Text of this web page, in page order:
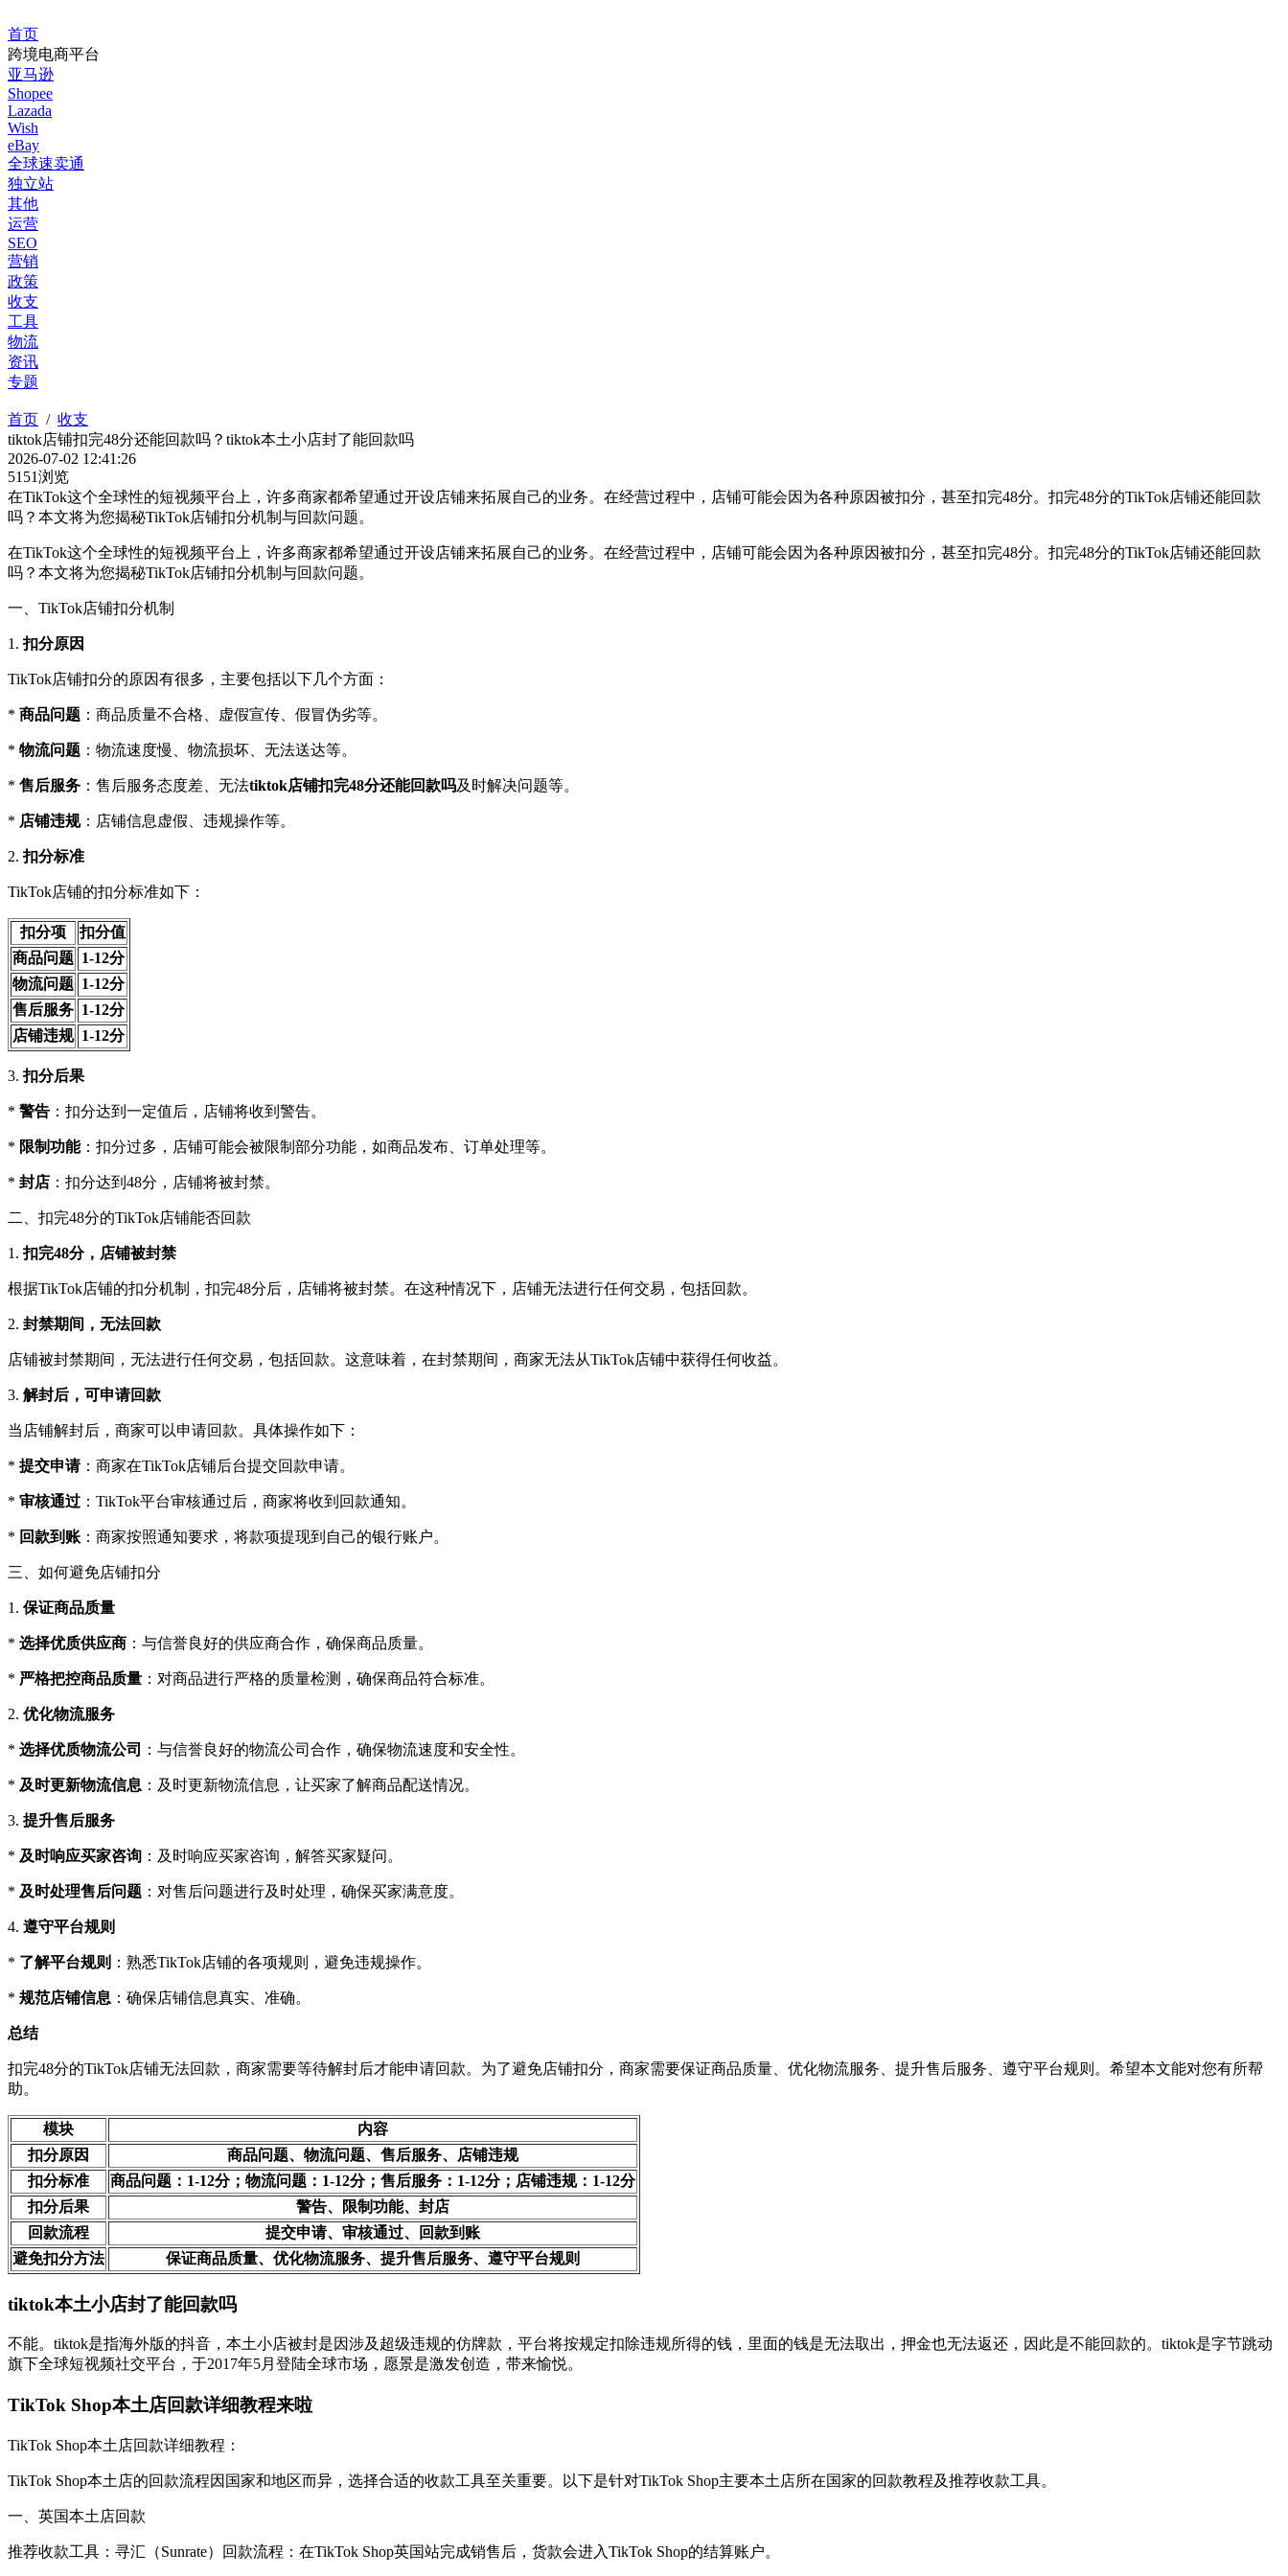
首页
跨境电商平台
亚马逊
Shopee
Lazada
Wish
eBay
全球速卖通
独立站
其他
运营
SEO
营销
政策
收支
工具
物流
资讯
专题
首页 / 收支
tiktok店铺扣完48分还能回款吗？tiktok本土小店封了能回款吗
2026-07-02 12:41:26
5151浏览
在TikTok这个全球性的短视频平台上，许多商家都希望通过开设店铺来拓展自己的业务。在经营过程中，店铺可能会因为各种原因被扣分，甚至扣完48分。扣完48分的TikTok店铺还能回款
吗？本文将为您揭秘TikTok店铺扣分机制与回款问题。
在TikTok这个全球性的短视频平台上，许多商家都希望通过开设店铺来拓展自己的业务。在经营过程中，店铺可能会因为各种原因被扣分，甚至扣完48分。扣完48分的TikTok店铺还能回款
吗？本文将为您揭秘TikTok店铺扣分机制与回款问题。
一、TikTok店铺扣分机制
1.扣分原因
TikTok店铺扣分的原因有很多，主要包括以下几个方面：
* 商品问题 ：商品质量不合格、虚假宣传、假冒伪劣等。
* 物流问题 ：物流速度慢、物流损坏、无法送达等。
* 售后服务 ：售后服务态度差、无法tiktok店铺扣完48分还能回款吗及时解决问题等。
* 店铺违规：店铺信息虚假、违规操作等。
2.扣分标准
TikTok店铺的扣分标准如下：
扣分项
扣分值
商品问题 1-12分
物流问题 1-12分
售后服务 1-12分
店铺违规 1-12分
3.扣分后果
* 警告 ：扣分达到一定值后，店铺将收到警告。
* 限制功能：扣分过多，店铺可能会被限制部分功能，如商品发布、订单处理等。
* 封店 ：扣分达到48分，店铺将被封禁。
二、扣完48分的TikTok店铺能否回款
1.扣完48分，店铺被封禁
根据TikTok店铺的扣分机制，扣完48分后，店铺将被封禁。在这种情况下，店铺无法进行任何交易，包括回款。
2. 封禁期间，无法回款
店铺被封禁期间，无法进行任何交易，包括回款。这意味着，在封禁期间，商家无法从TikTok店铺中获得任何收益。
3. 解封后，可申请回款
当店铺解封后，商家可以申请回款。具体操作如下：
* 提交申请：商家在TikTok店铺后台提交回款申请。
* 审核通过 ：TikTok平台审核通过后，商家将收到回款通知。
* 回款到账 ：商家按照通知要求，将款项提现到自己的银行账户。
三、如何避免店铺扣分
1. 保证商品质量
* 选择优质供应商 ：与信誉良好的供应商合作，确保商品质量。
* 严格把控商品质量 ：对商品进行严格的质量检测，确保商品符合标准。
2. 优化物流服务
* 选择优质物流公司 ：与信誉良好的物流公司合作，确保物流速度和安全性。
* 及时更新物流信息 ：及时更新物流信息，让买家了解商品配送情况。
3. 提升售后服务
* 及时响应买家咨询 ：及时响应买家咨询，解答买家疑问。
* 及时处理售后问题 ：对售后问题进行及时处理，确保买家满意度。
4. 遵守平台规则
* 了解平台规则 ：熟悉TikTok店铺的各项规则，避免违规操作。
* 规范店铺信息 ：确保店铺信息真实、准确。
总结
扣完48分的TikTok店铺无法回款，商家需要等待解封后才能申请回款。为了避免店铺扣分，商家需要保证商品质量、优化物流服务、提升售后服务、遵守平台规则。希望本文能对您有所帮
助。
模块
内容
扣分原因
商品问题、物流问题、售后服务、店铺违规
扣分标准
商品问题：1-12分；物流问题：1-12分；售后服务：1-12分；店铺违规：1-12分
扣分后果
警告、限制功能、封店
回款流程
提交申请、审核通过、回款到账
避免扣分方法
保证商品质量、优化物流服务、提升售后服务、遵守平台规则
tiktok本土小店封了能回款吗
不能。tiktok是指海外版的抖音，本土小店被封是因涉及超级违规的仿牌款，平台将按规定扣除违规所得的钱，里面的钱是无法取出，押金也无法返还，因此是不能回款的。tiktok是字节跳动
旗下全球短视频社交平台，于2017年5月登陆全球市场，愿景是激发创造，带来愉悦。
TikTok Shop本土店回款详细教程来啦
TikTok Shop本土店回款详细教程：
TikTok Shop本土店的回款流程因国家和地区而异，选择合适的收款工具至关重要。以下是针对TikTok Shop主要本土店所在国家的回款教程及推荐收款工具。
一、英国本土店回款
推荐收款工具：寻汇（Sunrate）回款流程：在TikTok Shop英国站完成销售后，货款会进入TikTok Shop的结算账户。